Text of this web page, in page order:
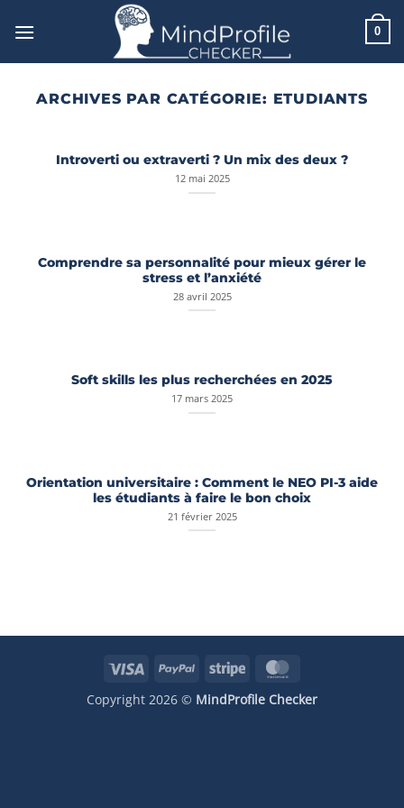
au
0
ARCHIVES PAR CATÉGORIE: ETUDIANTS
Introverti ou extraverti ? Un mix des deux ?
12 mai 2025
Comprendre sa personnalité pour mieux gérer le
stress et l’anxiété
28 avril 2025
Soft skills les plus recherchées en 2025
17 mars 2025
Orientation universitaire : Comment le NEO PI-3 aide
les étudiants à faire le bon choix
21 février 2025
Visa PayPal Stripe
Copyright 2026 © MindProfile Checker